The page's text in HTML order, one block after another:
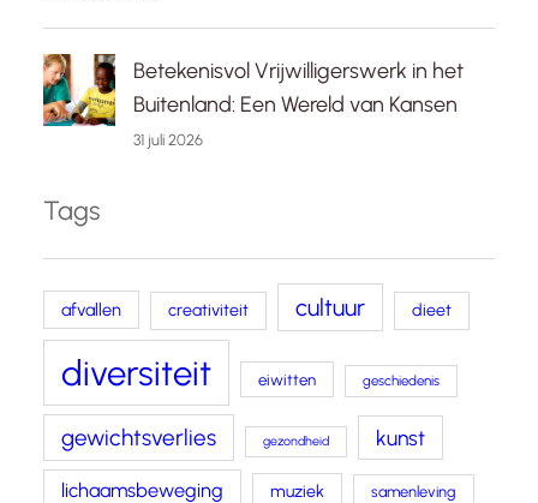
Betekenisvol Vrijwilligerswerk in het
Buitenland: Een Wereld van Kansen
31 juli 2026
Tags
afvallen creativiteit cultuur dieet
diversiteit eiwitten geschiedenis
gewichtsverlies gezondheid kunst
lichaamsbeweging muziek samenleving